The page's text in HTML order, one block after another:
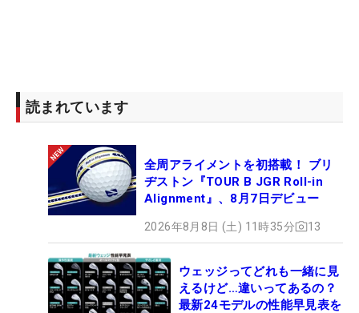
読まれています
全周アライメントを初搭載！ ブリ
ヂストン『TOUR B JGR Roll-in
Alignment』、8月7日デビュー
2026年8月8日 (土) 11時35分 13
ウェッジってどれも一緒に見
えるけど…違いってあるの？
最新24モデルの性能早見表を